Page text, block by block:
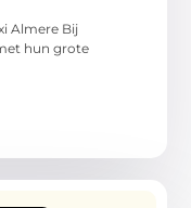
Almere Bij
hun grote